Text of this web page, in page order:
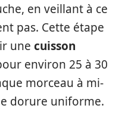
en veillant à ce
pas. Cette étape
une cuisson
environ 25 à 30
morceau à mi-
dorure uniforme.